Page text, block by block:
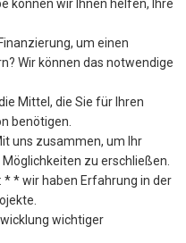
können wir Ihnen helfen, Ihre
um einen
Wir können das notwendige
Mittel, die Sie für Ihren
benötigen.
uns zusammen, um Ihr
zu erschließen.
* wir haben Erfahrung in der
wichtiger